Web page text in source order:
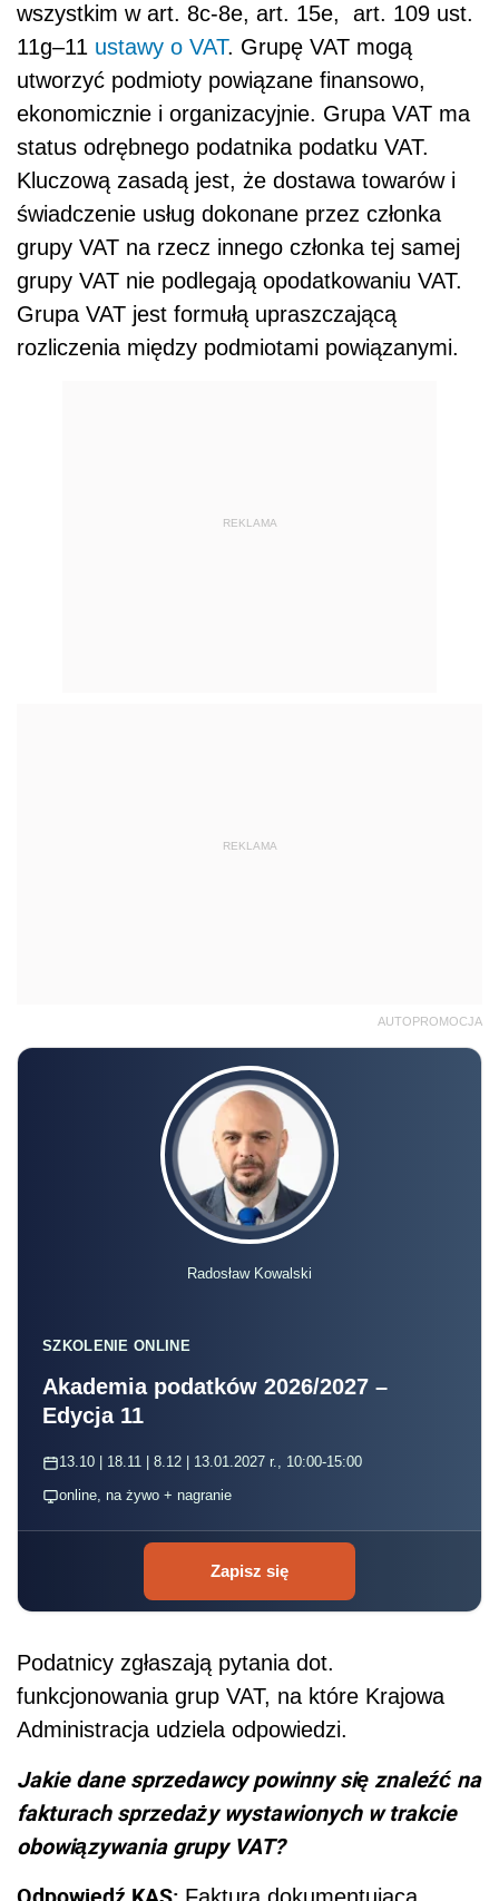
wszystkim w art. 8c-8e, art. 15e, art. 109 ust.
11g–11 ustawy o VAT. Grupę VAT mogą
utworzyć podmioty powiązane finansowo,
ekonomicznie i organizacyjnie. Grupa VAT ma
status odrębnego podatnika podatku VAT.
Kluczową zasadą jest, że dostawa towarów i
świadczenie usług dokonane przez członka
grupy VAT na rzecz innego członka tej samej
grupy VAT nie podlegają opodatkowaniu VAT.
Grupa VAT jest formułą upraszczającą
rozliczenia między podmiotami powiązanymi.
REKLAMA
REKLAMA
AUTOPROMOCJA
Radosław Kowalski
SZKOLENIE ONLINE
Akademia podatków 2026/2027 –
Edycja 11
13.10 | 18.11 | 8.12 | 13.01.2027 r., 10:00-15:00
online, na żywo + nagranie
Zapisz się
Podatnicy zgłaszają pytania dot.
funkcjonowania grup VAT, na które Krajowa
Administracja udziela odpowiedzi.
Jakie dane sprzedawcy powinny się znaleźć na
fakturach sprzedaży wystawionych w trakcie
obowiązywania grupy VAT?